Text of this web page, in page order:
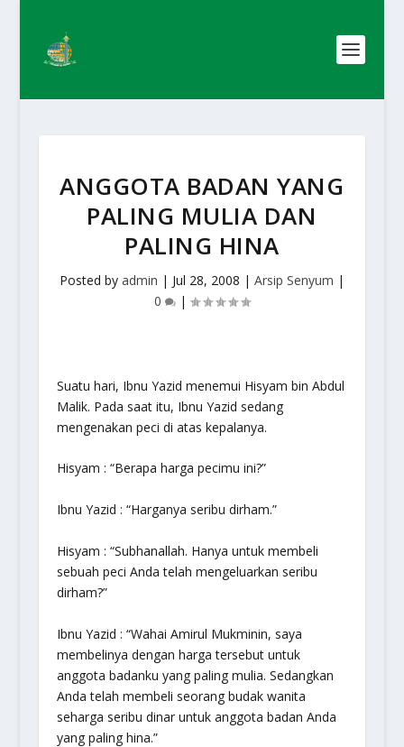
ANGGOTA BADAN YANG
PALING MULIA DAN
PALING HINA
Posted by admin | Jul 28, 2008 | Arsip Senyum |
0
|
Suatu hari, Ibnu Yazid menemui Hisyam bin Abdul
Malik. Pada saat itu, Ibnu Yazid sedang
mengenakan peci di atas kepalanya.
Hisyam : “Berapa harga pecimu ini?”
Ibnu Yazid : “Harganya seribu dirham.”
Hisyam : “Subhanallah. Hanya untuk membeli
sebuah peci Anda telah mengeluarkan seribu
dirham?”
Ibnu Yazid : “Wahai Amirul Mukminin, saya
membelinya dengan harga tersebut untuk
anggota badanku yang paling mulia. Sedangkan
Anda telah membeli seorang budak wanita
seharga seribu dinar untuk anggota badan Anda
yang paling hina.”